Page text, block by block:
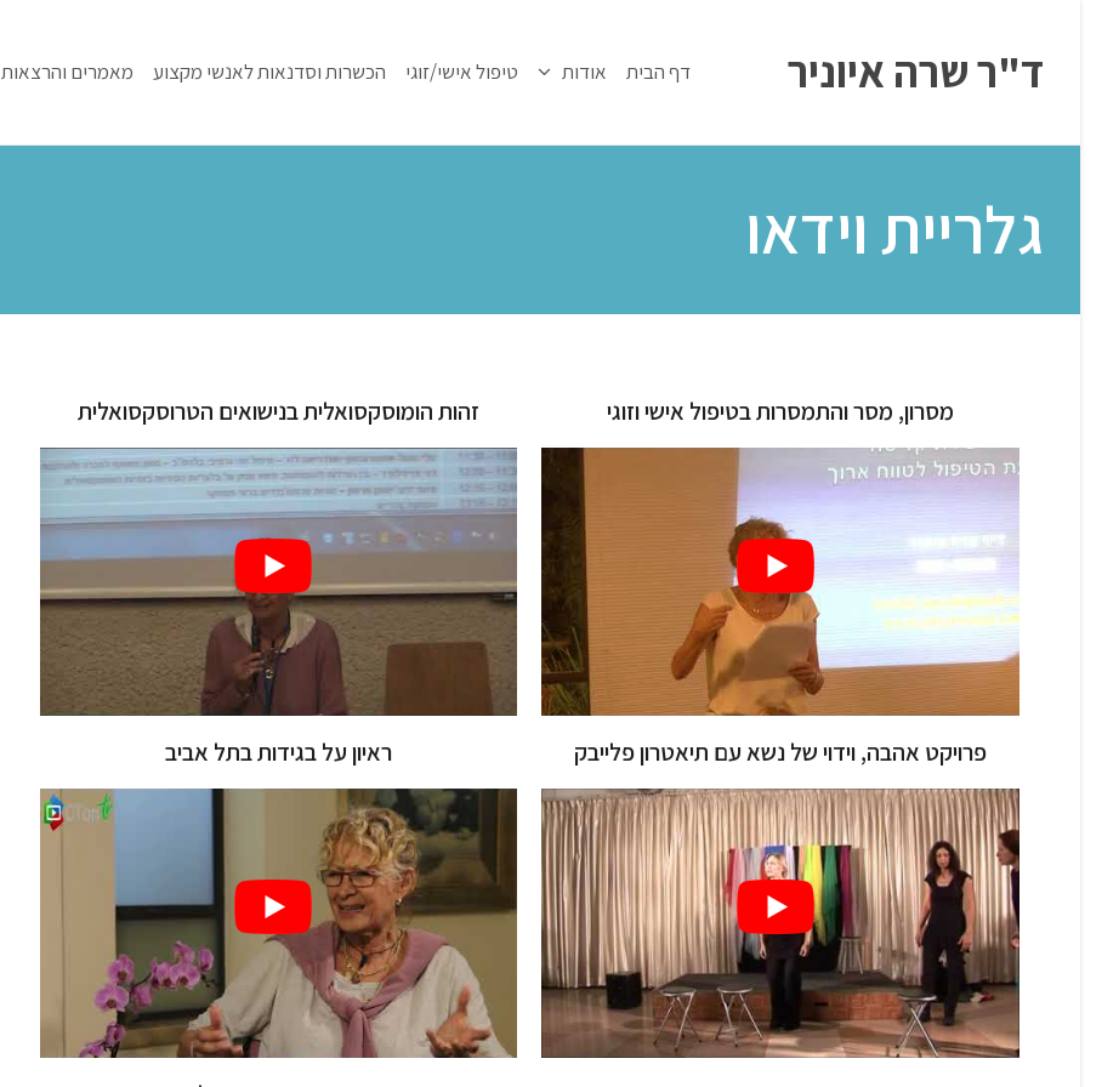
ד"ר שרה איוניר דף הבית אודות טיפול אישי/זוגי הכשרות וסדנאות לאנשי מקצוע מאמרים והרצאות
גלריית וידאו
מסרון, מסר והתמסרות בטיפול אישי וזוגי זהות הומוסקסואלית בנישואים הטרוסקסואלית
פרויקט אהבה, וידוי של נשא עם תיאטרון פלייבק ראיון על בגידות בתל אביב